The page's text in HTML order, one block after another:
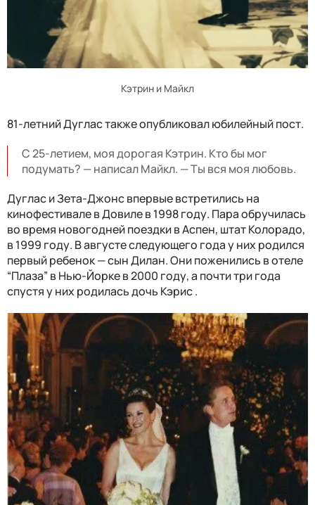
Кэтрин и Майкл
81-летний Дуглас также опубликовал юбилейный пост.
С 25-летием, моя дорогая Кэтрин. Кто бы мог
подумать? — написал Майкл. — Ты вся моя любовь.
Дуглас и Зета-Джонс впервые встретились на
кинофестивале в Довиле в 1998 году. Пара обручилась
во время новогодней поездки в Аспен, штат Колорадо,
в 1999 году. В августе следующего года у них родился
первый ребенок — сын Дилан. Они поженились в отеле
“Плаза” в Нью-Йорке в 2000 году, а почти три года
спустя у них родилась дочь Кэрис .